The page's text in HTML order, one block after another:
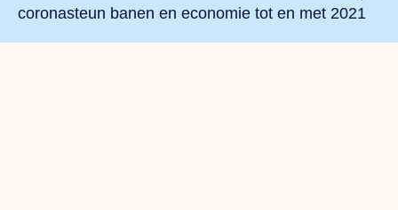
coronasteun banen en economie tot en met 2021